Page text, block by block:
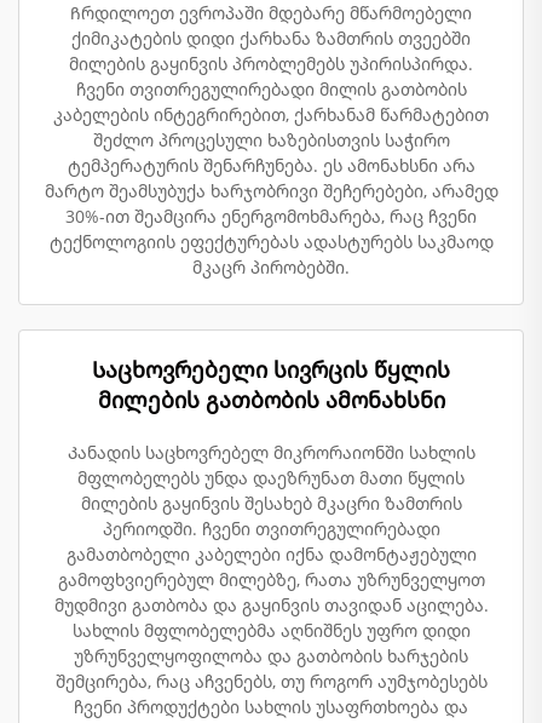
Ჩრდილოეთ ევროპაში მდებარე მწარმოებელი
ქიმიკატების დიდი ქარხანა ზამთრის თვეებში
მილების გაყინვის პრობლემებს უპირისპირდა.
ჩვენი თვითრეგულირებადი მილის გათბობის
კაბელების ინტეგრირებით, ქარხანამ წარმატებით
შეძლო პროცესული ხაზებისთვის საჭირო
ტემპერატურის შენარჩუნება. ეს ამონახსნი არა
მარტო შეამსუბუქა ხარჯობრივი შეჩერებები, არამედ
30%-ით შეამცირა ენერგომოხმარება, რაც ჩვენი
ტექნოლოგიის ეფექტურებას ადასტურებს საკმაოდ
მკაცრ პირობებში.
Საცხოვრებელი სივრცის წყლის
მილების გათბობის ამონახსნი
Კანადის საცხოვრებელ მიკრორაიონში სახლის
მფლობელებს უნდა დაეზრუნათ მათი წყლის
მილების გაყინვის შესახებ მკაცრი ზამთრის
პერიოდში. ჩვენი თვითრეგულირებადი
გამათბობელი კაბელები იქნა დამონტაჟებული
გამოფხვიერებულ მილებზე, რათა უზრუნველყოთ
მუდმივი გათბობა და გაყინვის თავიდან აცილება.
სახლის მფლობელებმა აღნიშნეს უფრო დიდი
უზრუნველყოფილობა და გათბობის ხარჯების
შემცირება, რაც აჩვენებს, თუ როგორ აუმჯობესებს
ჩვენი პროდუქტები სახლის უსაფრთხოება და